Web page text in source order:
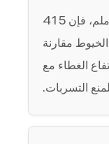
415
مقارنة
الغطاء مع
التسربات.